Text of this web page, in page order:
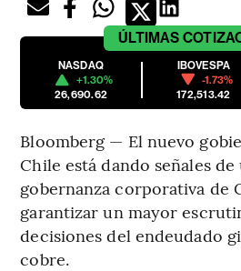
ÚLTIMAS
NASDAQ
+1.30%
26,690.62
IBOVESPA
-1.73%
172,513.42
Bloomberg — El nuevo
Chile está dando señales
gobernanza corporativa de
garantizar un mayor
decisiones del endeudado
cobre.